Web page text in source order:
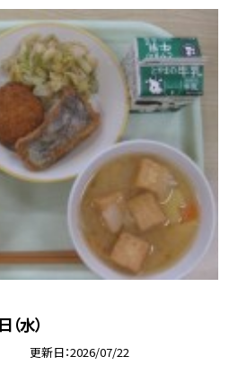
水）
更新日 2026/07/22